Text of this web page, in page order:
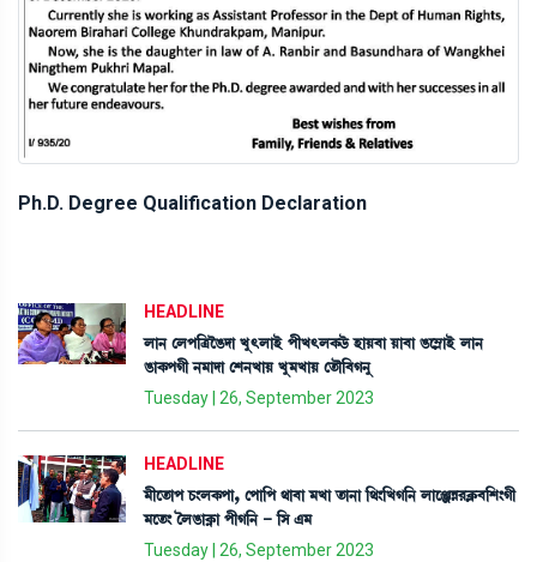
Ph.D. Degree Qualification Declaration
HEADLINE
ºà> ëºš[yîR¡ƒà Jå;ºàÒü šãJ;ºA¡l¡ü ÒàÚ¤à Úà¤à R¡ì´ÃàÒü ºà>
R¡àA¡šKã >³àƒà ëÅ>JàÚ Jå³JàÚ ët¡ï[¤K>å
Tuesday | 26, September 2023
HEADLINE
³ãìt¡àš W¡}ºA¡šà, ëšà[š =à¤à ³Jà t¡à>à [=}[JK[> ºàìgÄ¹AÃ¡¤[Å}Kã
³ìt¡} íºR¡àA¥¡à šãK[> - [Î &³
Tuesday | 26, September 2023